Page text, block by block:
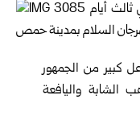
كبير من الجمهور
الشابة واليافعة